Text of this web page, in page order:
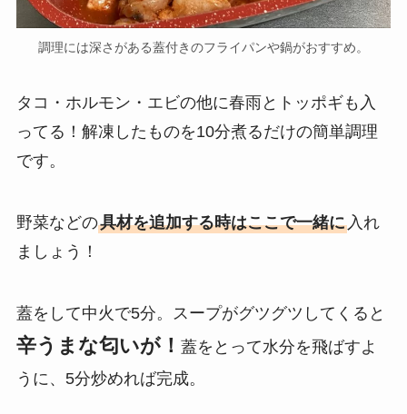
調理には深さがある蓋付きのフライパンや鍋がおすすめ。
タコ・ホルモン・エビの他に春雨とトッポギも入
ってる！解凍したものを10分煮るだけの簡単調理
です。
野菜などの具材を追加する時はここで一緒に入れ
ましょう！
蓋をして中火で5分。スープがグツグツしてくると
辛うまな匂いが！ 蓋をとって水分を飛ばすよ
うに、5分炒めれば完成。